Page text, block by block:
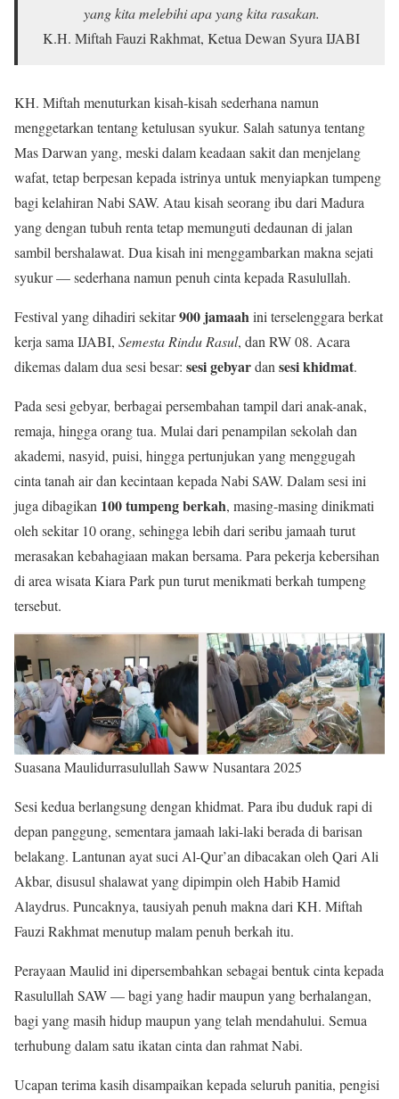
yang kita melebihi apa yang kita rasakan.
K.H. Miftah Fauzi Rakhmat, Ketua Dewan Syura IJABI
KH. Miftah menuturkan kisah-kisah sederhana namun
menggetarkan tentang ketulusan syukur. Salah satunya tentang
Mas Darwan yang, meski dalam keadaan sakit dan menjelang
wafat, tetap berpesan kepada istrinya untuk menyiapkan tumpeng
bagi kelahiran Nabi SAW. Atau kisah seorang ibu dari Madura
yang dengan tubuh renta tetap memunguti dedaunan di jalan
sambil bershalawat. Dua kisah ini menggambarkan makna sejati
syukur — sederhana namun penuh cinta kepada Rasulullah.
Festival yang dihadiri sekitar900 jamaahini terselenggara berkat
kerja sama IJABI, Semesta Rindu Rasul, dan RW 08. Acara
dikemas dalam dua sesi besar: sesi gebyardansesi khidmat.
Pada sesi gebyar, berbagai persembahan tampil dari anak-anak,
remaja, hingga orang tua. Mulai dari penampilan sekolah dan
akademi, nasyid, puisi, hingga pertunjukan yang menggugah
cinta tanah air dan kecintaan kepada Nabi SAW. Dalam sesi ini
juga dibagikan 100 tumpeng berkah, masing-masing dinikmati
oleh sekitar 10 orang, sehingga lebih dari seribu jamaah turut
merasakan kebahagiaan makan bersama. Para pekerja kebersihan
di area wisata Kiara Park pun turut menikmati berkah tumpeng
tersebut.
Suasana Maulidurrasulullah Saww Nusantara 2025
Sesi kedua berlangsung dengan khidmat. Para ibu duduk rapi di
depan panggung, sementara jamaah laki-laki berada di barisan
belakang. Lantunan ayat suci Al-Qur’an dibacakan oleh Qari Ali
Akbar, disusul shalawat yang dipimpin oleh Habib Hamid
Alaydrus. Puncaknya, tausiyah penuh makna dari KH. Miftah
Fauzi Rakhmat menutup malam penuh berkah itu.
Perayaan Maulid ini dipersembahkan sebagai bentuk cinta kepada
Rasulullah SAW — bagi yang hadir maupun yang berhalangan,
bagi yang masih hidup maupun yang telah mendahului. Semua
terhubung dalam satu ikatan cinta dan rahmat Nabi.
Ucapan terima kasih disampaikan kepada seluruh panitia, pengisi